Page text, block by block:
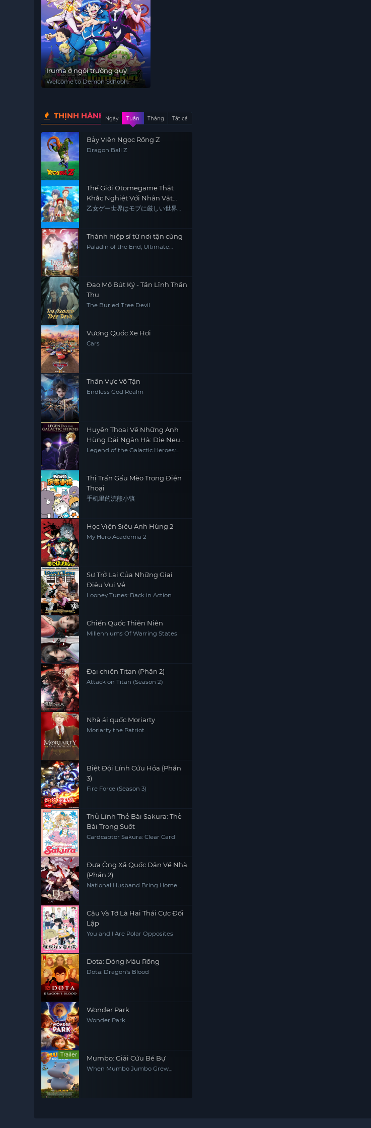
Iruma ở ngôi trường quỷ
Welcome to Demon School!
THỊNH HÀNHNgày Tuần Tháng Tất cả
Bảy Viên Ngọc Rồng Z
Dragon Ball Z
Thế Giới Otomegame Thật
Khắc Nghiệt Với Nhân Vật
Quần Chúng
乙女ゲー世界はモブに厳しい世界で
Thánh hiệp sĩ từ nơi tận cùng
Paladin of the End, Ultimate
Đạo Mộ Bút Ký - Tần Lĩnh Thần
Thụ
The Buried Tree Devil
Vương Quốc Xe Hơi
Cars
Thần Vực Vô Tận
Endless God Realm
Huyền Thoại Về Những Anh
Hùng Dải Ngân Hà: Die Neue
These - Âm Mưu
Legend of the Galactic Heroes:
Thị Trấn Gấu Mèo Trong Điện
Thoại
手机里的浣熊小镇
Học Viện Siêu Anh Hùng 2
My Hero Academia 2
Sự Trở Lại Của Những Giai
Điệu Vui Vẻ
Looney Tunes: Back in Action
Chiến Quốc Thiên Niên
Millenniums Of Warring States
Đại chiến Titan (Phần 2)
Attack on Titan (Season 2)
Nhà ái quốc Moriarty
Moriarty the Patriot
Biệt Đội Lính Cứu Hỏa (Phần
3)
Fire Force (Season 3)
Thủ Lĩnh Thẻ Bài Sakura: Thẻ
Bài Trong Suốt
Cardcaptor Sakura: Clear Card
Đưa Ông Xã Quốc Dân Về Nhà
(Phần 2)
National Husband Bring Home
Cậu Và Tớ Là Hai Thái Cực Đối
Lập
You and I Are Polar Opposites
Dota: Dòng Máu Rồng
Dota: Dragon's Blood
Wonder Park
Wonder Park
Trailer Mumbo: Giải Cứu Bé Bự
When Mumbo Jumbo Grew